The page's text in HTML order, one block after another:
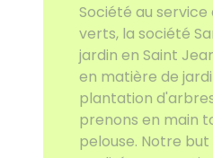
Société au
verts, la société
jardin en Saint
en matière de
plantation
prenons en main
pelouse. Notre